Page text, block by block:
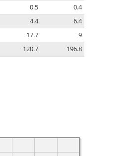
0.5
0.4
4.4
6.4
17.7
9
120.7 196.8